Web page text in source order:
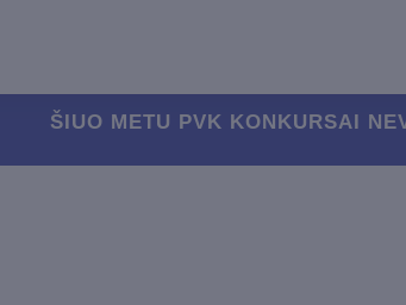
ŠIUO METU PVK KONKURSAI